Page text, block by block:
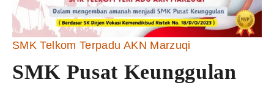
SMK Telkom Terpadu AKN Marzuqi
SMK Pusat Keunggulan